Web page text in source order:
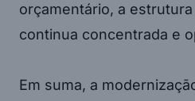
orçamentário, a
continua concentrada e
Em suma, a